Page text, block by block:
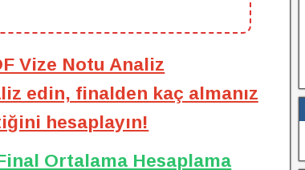
Vize Notu Analiz
edin, finalden kaç almanız
hesaplayın!
Ortalama Hesaplama